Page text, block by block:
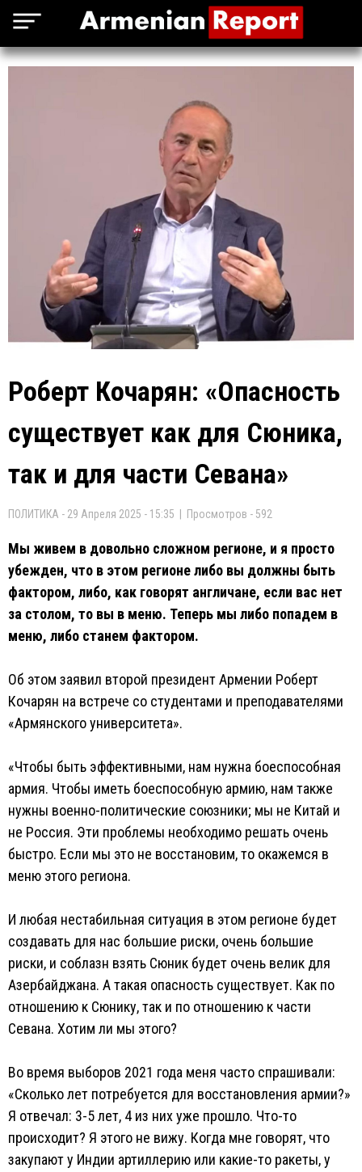
Роберт Кочарян: «Опасность
существует как для Сюника,
так и для части Севана»
ПОЛИТИКА - 29 Апреля 2025 - 15:35 | Просмотров - 592
Мы живем в довольно сложном регионе, и я просто
убежден, что в этом регионе либо вы должны быть
фактором, либо, как говорят англичане, если вас нет
за столом, то вы в меню. Теперь мы либо попадем в
меню, либо станем фактором.
Об этом заявил второй президент Армении Роберт
Кочарян на встрече со студентами и преподавателями
«Армянского университета».
«Чтобы быть эффективными, нам нужна боеспособная
армия. Чтобы иметь боеспособную армию, нам также
нужны военно-политические союзники; мы не Китай и
не Россия. Эти проблемы необходимо решать очень
быстро. Если мы это не восстановим, то окажемся в
меню этого региона.
И любая нестабильная ситуация в этом регионе будет
создавать для нас большие риски, очень большие
риски, и соблазн взять Сюник будет очень велик для
Азербайджана. А такая опасность существует. Как по
отношению к Сюнику, так и по отношению к части
Севана. Хотим ли мы этого?
Во время выборов 2021 года меня часто спрашивали:
«Сколько лет потребуется для восстановления армии?»
Я отвечал: 3-5 лет, 4 из них уже прошло. Что-то
происходит? Я этого не вижу. Когда мне говорят, что
закупают у Индии артиллерию или какие-то ракеты, у